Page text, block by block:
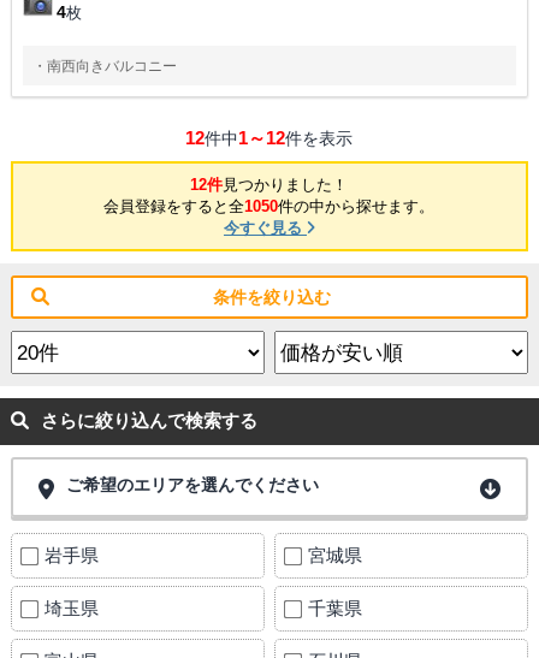
4枚
・南西向きバルコニー
12件中1～12件を表示
12件見つかりました！
会員登録をすると全1050件の中から探せます。
今すぐ見る
条件を絞り込む
さらに絞り込んで検索する
ご希望のエリアを選んでください
岩手県 宮城県
埼玉県 千葉県